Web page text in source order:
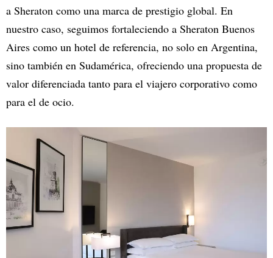
a Sheraton como una marca de prestigio global. En
nuestro caso, seguimos fortaleciendo a Sheraton Buenos
Aires como un hotel de referencia, no solo en Argentina,
sino también en Sudamérica, ofreciendo una propuesta de
valor diferenciada tanto para el viajero corporativo como
para el de ocio.